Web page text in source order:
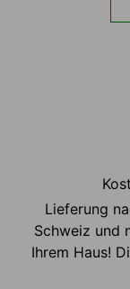
Lieferung
Schweiz und
Ihrem Haus!